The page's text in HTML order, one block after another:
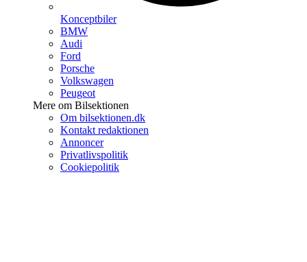
Konceptbiler
BMW
Audi
Ford
Porsche
Volkswagen
Peugeot
Mere om Bilsektionen
Om bilsektionen.dk
Kontakt redaktionen
Annoncer
Privatlivspolitik
Cookiepolitik